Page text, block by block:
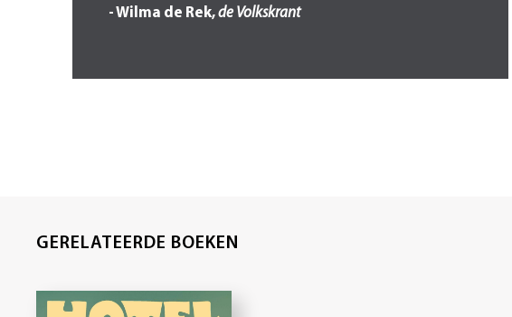
- Wilma de Rek,de Volkskrant
GERELATEERDE BOEKEN